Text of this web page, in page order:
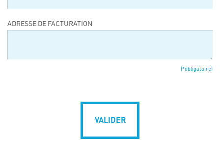
ADRESSE DE FACTURATION
(*obligatoire)
VALIDER